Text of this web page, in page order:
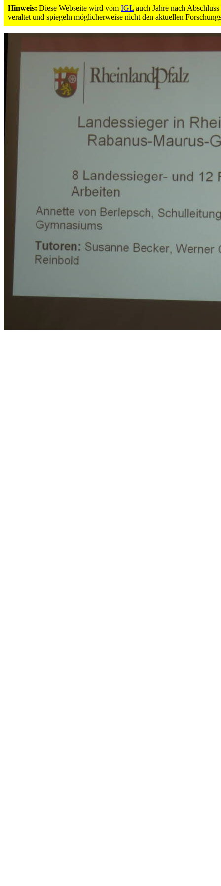
4
Hinweis: Diese Webseite wird vom IGL auch Jahre nach
veraltet und spiegeln möglicherweise nicht den aktuellen